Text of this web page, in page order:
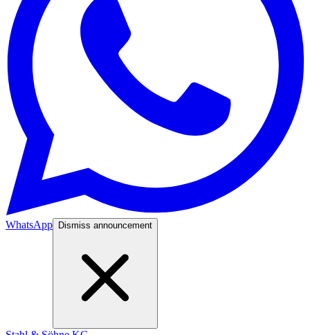
WhatsApp Dismiss announcement